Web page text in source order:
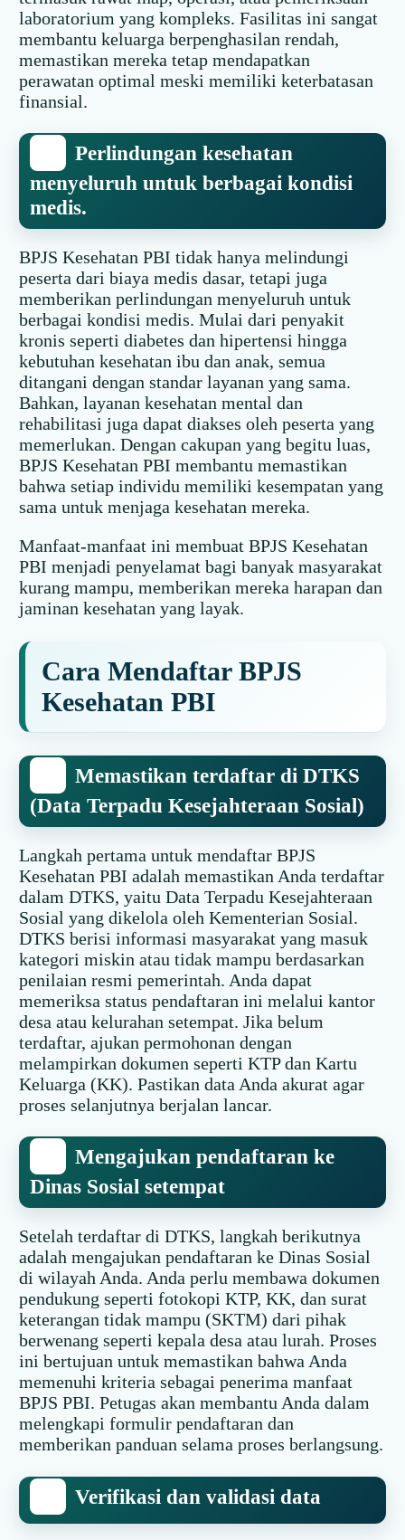
laboratorium yang kompleks. Fasilitas ini sangat
membantu keluarga berpenghasilan rendah,
memastikan mereka tetap mendapatkan
perawatan optimal meski memiliki keterbatasan
finansial.
Perlindungan kesehatan
menyeluruh untuk berbagai kondisi
medis.
BPJS Kesehatan PBI tidak hanya melindungi
peserta dari biaya medis dasar, tetapi juga
memberikan perlindungan menyeluruh untuk
berbagai kondisi medis. Mulai dari penyakit
kronis seperti diabetes dan hipertensi hingga
kebutuhan kesehatan ibu dan anak, semua
ditangani dengan standar layanan yang sama.
Bahkan, layanan kesehatan mental dan
rehabilitasi juga dapat diakses oleh peserta yang
memerlukan. Dengan cakupan yang begitu luas,
BPJS Kesehatan PBI membantu memastikan
bahwa setiap individu memiliki kesempatan yang
sama untuk menjaga kesehatan mereka.
Manfaat-manfaat ini membuat BPJS Kesehatan
PBI menjadi penyelamat bagi banyak masyarakat
kurang mampu, memberikan mereka harapan dan
jaminan kesehatan yang layak.
Cara Mendaftar BPJS
Kesehatan PBI
Memastikan terdaftar di DTKS
(Data Terpadu Kesejahteraan Sosial)
Langkah pertama untuk mendaftar BPJS
Kesehatan PBI adalah memastikan Anda terdaftar
dalam DTKS, yaitu Data Terpadu Kesejahteraan
Sosial yang dikelola oleh Kementerian Sosial.
DTKS berisi informasi masyarakat yang masuk
kategori miskin atau tidak mampu berdasarkan
penilaian resmi pemerintah. Anda dapat
memeriksa status pendaftaran ini melalui kantor
desa atau kelurahan setempat. Jika belum
terdaftar, ajukan permohonan dengan
melampirkan dokumen seperti KTP dan Kartu
Keluarga (KK). Pastikan data Anda akurat agar
proses selanjutnya berjalan lancar.
Mengajukan pendaftaran ke
Dinas Sosial setempat
Setelah terdaftar di DTKS, langkah berikutnya
adalah mengajukan pendaftaran ke Dinas Sosial
di wilayah Anda. Anda perlu membawa dokumen
pendukung seperti fotokopi KTP, KK, dan surat
keterangan tidak mampu (SKTM) dari pihak
berwenang seperti kepala desa atau lurah. Proses
ini bertujuan untuk memastikan bahwa Anda
memenuhi kriteria sebagai penerima manfaat
BPJS PBI. Petugas akan membantu Anda dalam
melengkapi formulir pendaftaran dan
memberikan panduan selama proses berlangsung.
Verifikasi dan validasi data